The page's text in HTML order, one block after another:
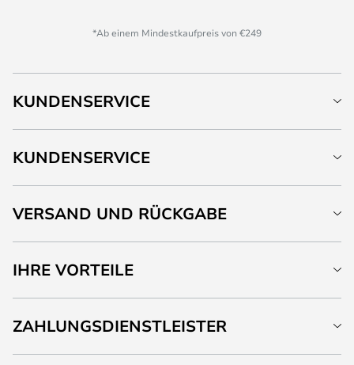
*Ab einem Mindestkaufpreis von €249
KUNDENSERVICE
KUNDENSERVICE
VERSAND UND RÜCKGABE
IHRE VORTEILE
ZAHLUNGSDIENSTLEISTER